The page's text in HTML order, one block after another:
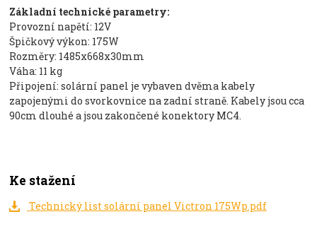
Základní technické parametry:
Provozní napětí: 12V
Špičkový výkon: 175W
Rozměry: 1485x668x30mm
Váha: 11 kg
Připojení: solární panel je vybaven dvěma kabely
zapojenými do svorkovnice na zadní straně. Kabely jsou cca
90cm dlouhé a jsou zakončené konektory MC4.
Ke stažení
Technický list solární panel Victron 175Wp.pdf